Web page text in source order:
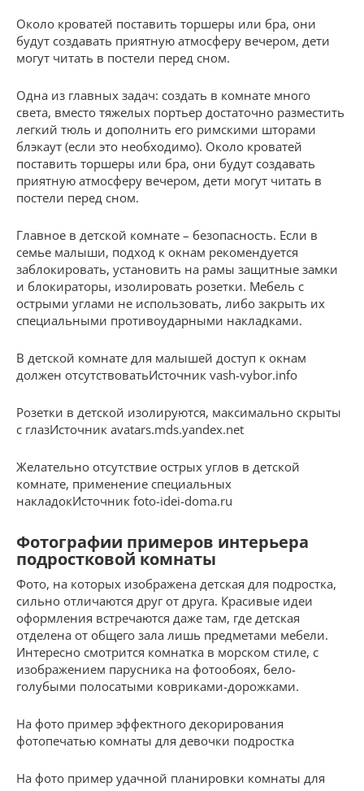
Около кроватей поставить торшеры или бра, они
будут создавать приятную атмосферу вечером, дети
могут читать в постели перед сном.
Одна из главных задач: создать в комнате много
света, вместо тяжелых портьер достаточно разместить
легкий тюль и дополнить его римскими шторами
блэкаут (если это необходимо). Около кроватей
поставить торшеры или бра, они будут создавать
приятную атмосферу вечером, дети могут читать в
постели перед сном.
Главное в детской комнате – безопасность. Если в
семье малыши, подход к окнам рекомендуется
заблокировать, установить на рамы защитные замки
и блокираторы, изолировать розетки. Мебель с
острыми углами не использовать, либо закрыть их
специальными противоударными накладками.
В детской комнате для малышей доступ к окнам
должен отсутствоватьИсточник vash-vybor.info
Розетки в детской изолируются, максимально скрыты
с глазИсточник avatars.mds.yandex.net
Желательно отсутствие острых углов в детской
комнате, применение специальных
накладокИсточник foto-idei-doma.ru
Фотографии примеров интерьера
подростковой комнаты
Фото, на которых изображена детская для подростка,
сильно отличаются друг от друга. Красивые идеи
оформления встречаются даже там, где детская
отделена от общего зала лишь предметами мебели.
Интересно смотрится комнатка в морском стиле, с
изображением парусника на фотообоях, бело-
голубыми полосатыми ковриками-дорожками.
На фото пример эффектного декорирования
фотопечатью комнаты для девочки подростка
На фото пример удачной планировки комнаты для